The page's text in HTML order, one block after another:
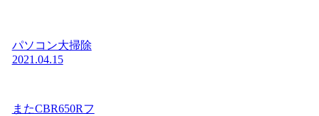
パソコン大掃除
2021.04.15
またCBR650Rフ